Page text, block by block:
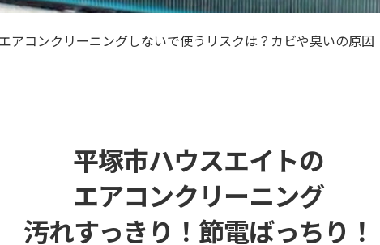
アコンクリーニングしないで使うリスクは？カビや臭いの原因
エアコンフィルター2つの掃除方法 ｜ 臭いやホコリっぽいを解決
エアコンクリーニングしないで使うリスクは？カビや臭いの原因
平塚市ハウスエイトの
エアコンクリーニング
汚れすっきり！節電ばっちり！